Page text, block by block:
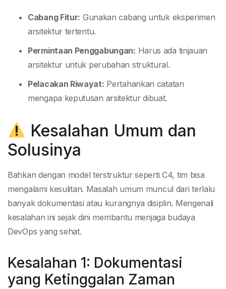
Cabang Fitur: Gunakan cabang untuk eksperimen
arsitektur tertentu.
Permintaan Penggabungan: Harus ada tinjauan
arsitektur untuk perubahan struktural.
Pelacakan Riwayat: Pertahankan catatan
mengapa keputusan arsitektur dibuat.
Kesalahan Umum dan
Solusinya
Bahkan dengan model terstruktur seperti C4, tim bisa
mengalami kesulitan. Masalah umum muncul dari terlalu
banyak dokumentasi atau kurangnya disiplin. Mengenali
kesalahan ini sejak dini membantu menjaga budaya
DevOps yang sehat.
Kesalahan 1: Dokumentasi
yang Ketinggalan Zaman